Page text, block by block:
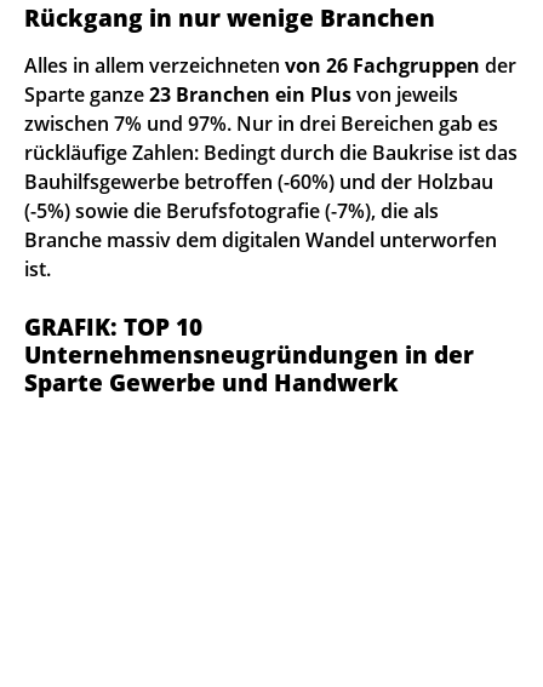
Rückgang in nur wenige Branchen
Alles in allem verzeichneten von 26 Fachgruppen der
Sparte ganze23 Branchen ein Plusvon jeweils
zwischen 7% und 97%. Nur in drei Bereichen gab es
rückläufige Zahlen: Bedingt durch die Baukrise ist das
Bauhilfsgewerbe betroffen (-60%) und der Holzbau
(-5%) sowie die Berufsfotografie (-7%), die als
Branche massiv dem digitalen Wandel unterworfen
ist.
GRAFIK: TOP 10
Unternehmensneugründungen in der
Sparte Gewerbe und Handwerk